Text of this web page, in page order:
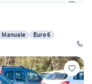
Manuale
Euro 6